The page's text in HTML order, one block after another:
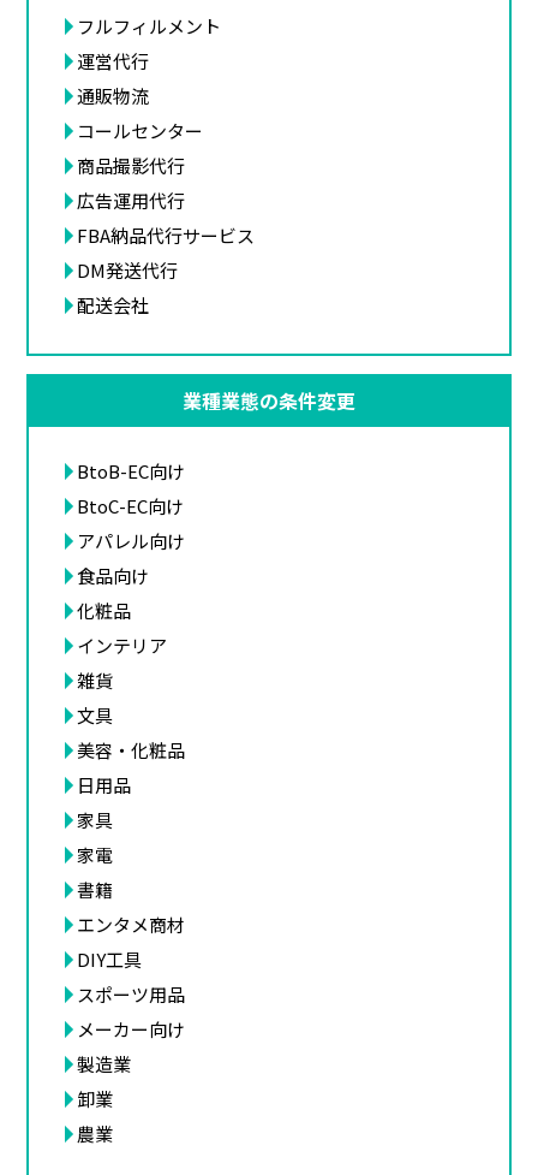
フルフィルメント
運営代行
通販物流
コールセンター
商品撮影代行
広告運用代行
FBA納品代行サービス
DM発送代行
配送会社
業種業態の条件変更
BtoB-EC向け
BtoC-EC向け
アパレル向け
食品向け
化粧品
インテリア
雑貨
文具
美容・化粧品
日用品
家具
家電
書籍
エンタメ商材
DIY工具
スポーツ用品
メーカー向け
製造業
卸業
農業